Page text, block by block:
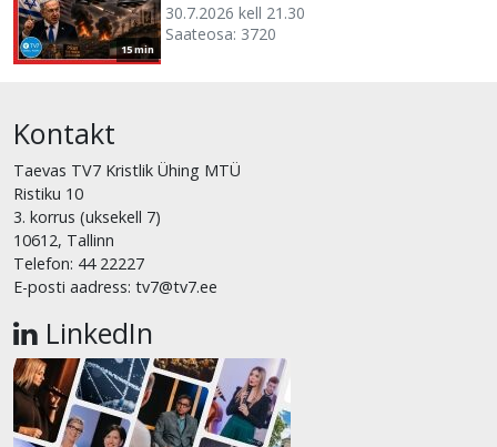
15 min
30.7.2026 kell 21.30
Saateosa: 3720
Kontakt
Taevas TV7 Kristlik Ühing MTÜ
Ristiku 10
3. korrus (uksekell 7)
10612, Tallinn
Telefon: 44 22227
E-posti aadress: tv7@tv7.ee
LinkedIn